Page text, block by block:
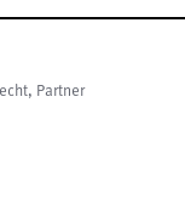
Partner